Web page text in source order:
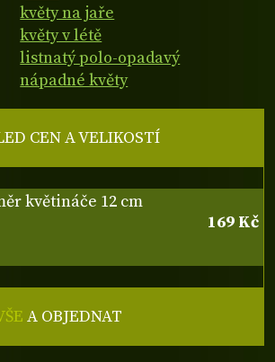
květy na jaře
květy v létě
listnatý polo-opadavý
nápadné květy
CEN A VELIKOSTÍ
květináče 12 cm
169 Kč
A OBJEDNAT